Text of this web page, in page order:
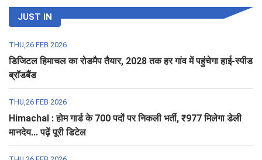
JUST IN
THU,26 FEB 2026
डिजिटल हिमाचल का रोडमैप तैयार, 2028 तक हर गांव में पहुंचेगा हाई-स्पीड
ब्रॉडबैंड
THU,26 FEB 2026
Himachal : होम गार्ड के 700 पदों पर निकली भर्ती, ₹977 मिलेगा डेली
मानदेय... पढ़ें पूरी डिटेल